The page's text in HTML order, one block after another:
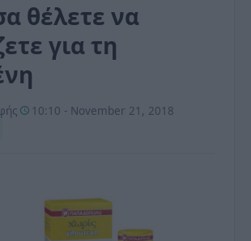
θέλετε να
για τη
10:10 - November 21, 2018